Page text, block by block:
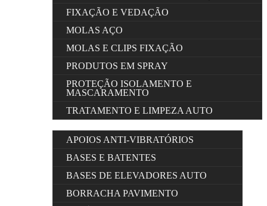
FIXAÇÃO E VEDAÇÃO
MOLAS AÇO
MOLAS E CLIPS FIXAÇÃO
PRODUTOS EM SPRAY
PROTEÇÃO ISOLAMENTO E
MASCARAMENTO
TRATAMENTO E LIMPEZA AUTO
APOIOS ANTI-VIBRATÓRIOS
BASES E BATENTES
BASES DE ELEVADORES AUTO
BORRACHA PAVIMENTO